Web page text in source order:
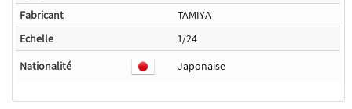
Fabricant
TAMIYA
Echelle
1/24
Nationalité
Japonaise